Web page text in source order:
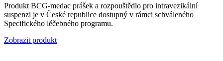
Produkt BCG-medac prášek a rozpouštědlo pro intravezikální
suspenzi je v České republice dostupný v rámci schváleného
Specifického léčebného programu.
Zobrazit produkt